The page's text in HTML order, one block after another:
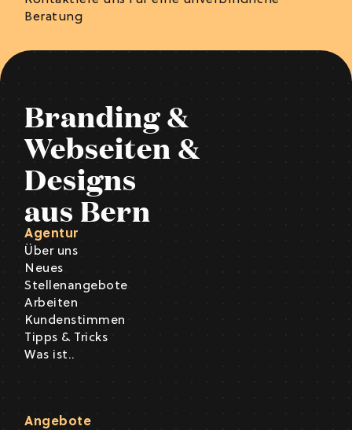
Beratung
Branding &
Webseiten &
Designs
aus Bern
Agentur
Über uns
Neues
Stellenangebote
Arbeiten
Kundenstimmen
Tipps & Tricks
Was ist..
Angebote